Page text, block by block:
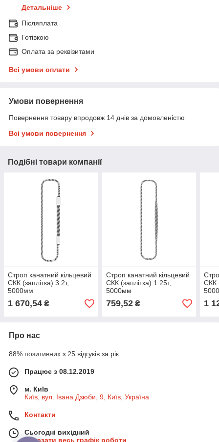
Детальніше
Післяплата
Готівкою
Оплата за реквізитами
Всі умови оплати
Умови повернення
Повернення товару впродовж 14 днів за домовленістю
Всі умови повернення
Подібні товари компанії
Строп канатний кільцевий
СКК (заплітка) 3.2т,
5000мм
1 670,54 ₴
Строп канатний кільцевий
СКК (заплітка) 1.25т,
5000мм
759,52₴
СКК
1
Про нас
88% позитивних з 25 відгуків за рік
Працює з 08.12.2019
м. Київ
Київ, вул. Івана Дзюби, 9, Київ, Україна
Контакти
Сьогодні вихідний
Показати весь графік роботи